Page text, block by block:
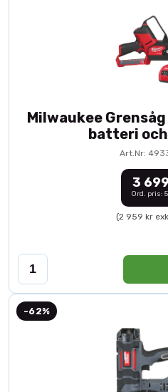
Milwaukee Grensåg
batteri
Art.Nr:
3
Ord. pris:
(2 959 kr
-62%